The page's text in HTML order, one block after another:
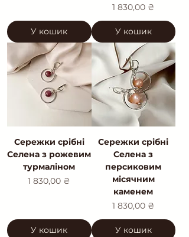
У кошик
Ціна
1 830,00 ₴
У кошик
Сережки срібні
Селена з рожевим
турмаліном
Ціна
1 830,00 ₴
У кошик
Сережки срібні
Селена з
персиковим
місячним
каменем
Ціна
1 830,00 ₴
У кошик